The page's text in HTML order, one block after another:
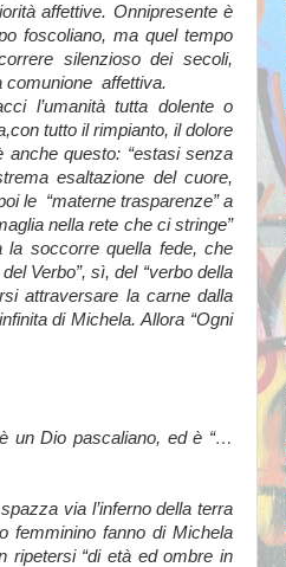
affettive. Onnipresente è
foscoliano, ma quel tempo
silenzioso dei secoli,
comunione affettiva.
l’umanità tutta dolente o
tutto il rimpianto, il dolore
questo: “estasi senza
esaltazione del cuore,
le “materne trasparenze” a
nella rete che ci stringe”
la soccorre quella fede, che
Verbo”, sì, del “verbo della
attraversare la carne dalla
di Michela. Allora “Ogni
un Dio pascaliano, ed è “…
via l’inferno della terra
femminino fanno di Michela
ripetersi “di età ed ombre in